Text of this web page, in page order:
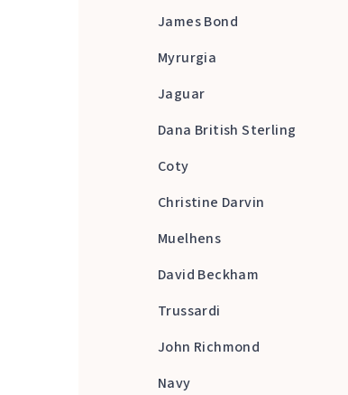
James Bond
Myrurgia
Jaguar
Dana British Sterling
Coty
Christine Darvin
Muelhens
David Beckham
Trussardi
John Richmond
Navy